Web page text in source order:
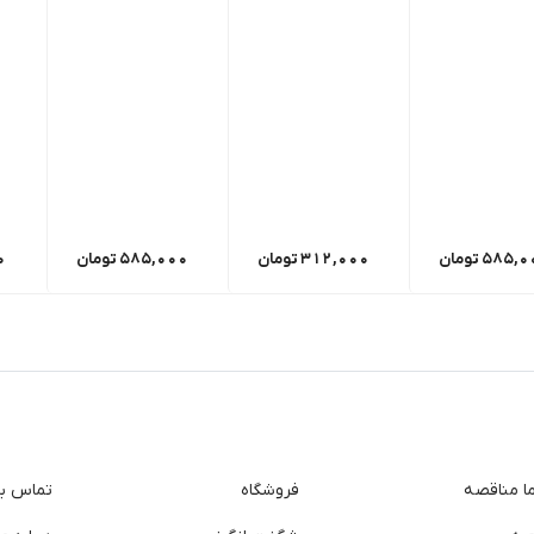
تومان 312,000تومان 585,000 تومان
مناقصه فروشگاه تماس